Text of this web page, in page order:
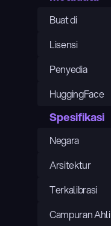
Buat di
Lisensi
Penyedia
HuggingFace
Spesifikasi
Negara
Arsitektur
Terkalibrasi
Campuran Ahli